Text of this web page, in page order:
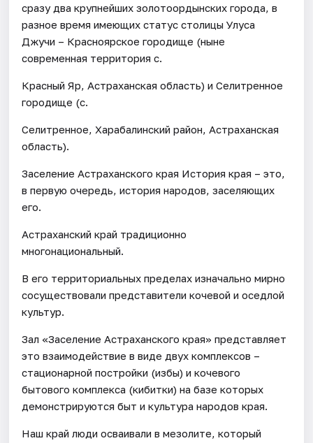
сразу два крупнейших золотоордынских города, в
разное время имеющих статус столицы Улуса
Джучи – Красноярское городище (ныне
современная территория с.
Красный Яр, Астраханская область) и Селитренное
городище (с.
Селитренное, Харабалинский район, Астраханская
область).
Заселение Астраханского края История края – это,
в первую очередь, история народов, заселяющих
его.
Астраханский край традиционно
многонациональный.
В его территориальных пределах изначально мирно
сосуществовали представители кочевой и оседлой
культур.
Зал «Заселение Астраханского края» представляет
это взаимодействие в виде двух комплексов –
стационарной постройки (избы) и кочевого
бытового комплекса (кибитки) на базе которых
демонстрируются быт и культура народов края.
Наш край люди осваивали в мезолите, который